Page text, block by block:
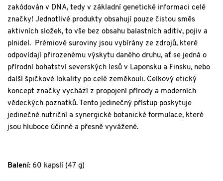
zakódován v DNA, tedy v základní genetické informaci celé
značky! Jednotlivé produkty obsahují pouze čistou směs
aktivních složek, to vše bez obsahu balastních aditiv, pojiv a
plnidel. Prémiové suroviny jsou vybírány ze zdrojů, které
odpovídají přirozenému výskytu daného druhu, ať se jedná o
přírodní bohatství severských lesů v Laponsku a Finsku, nebo
další špičkové lokality po celé zeměkouli. Celkový etický
koncept značky vychází z propojení přírody a moderních
vědeckých poznatků. Tento jedinečný přístup poskytuje
jedinečné nutriční a synergické botanické formulace, které
jsou hluboce účinné a přesně vyvážené.
Balení: 60 kapslí (47 g)